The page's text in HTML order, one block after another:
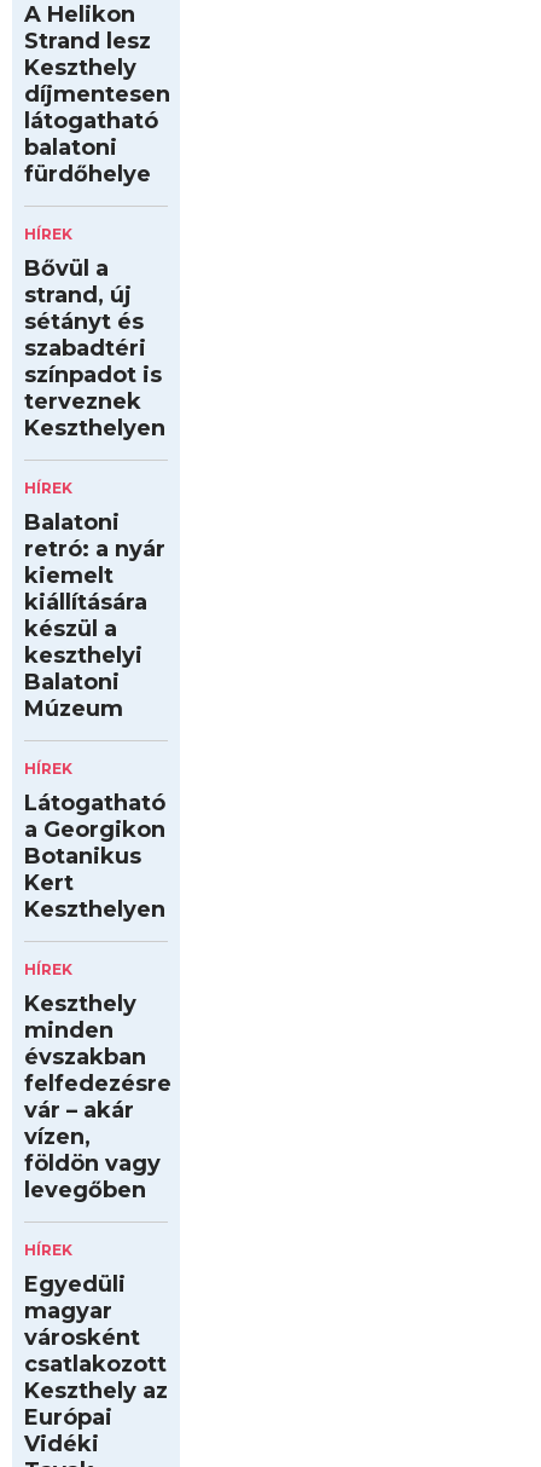
A Helikon
Strand lesz
Keszthely
díjmentesen
látogatható
balatoni
fürdőhelye
HÍREK
Bővül a
strand, új
sétányt és
szabadtéri
színpadot is
terveznek
Keszthelyen
HÍREK
Balatoni
retró: a nyár
kiemelt
kiállítására
készül a
keszthelyi
Balatoni
Múzeum
HÍREK
Látogatható
a Georgikon
Botanikus
Kert
Keszthelyen
HÍREK
Keszthely
minden
évszakban
felfedezésre
vár – akár
vízen,
földön vagy
levegőben
HÍREK
Egyedüli
magyar
városként
csatlakozott
Keszthely az
Európai
Vidéki